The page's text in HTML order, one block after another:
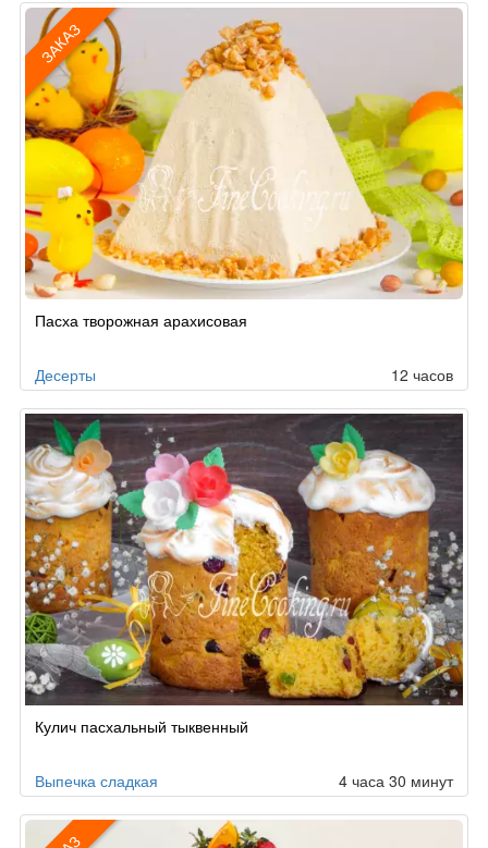
ЗАКАЗ
поПасха творожная арахисовая
Десерты 12 часов
Кулич пасхальный тыквенный
Выпечка сладкая 4 часа 30 минут